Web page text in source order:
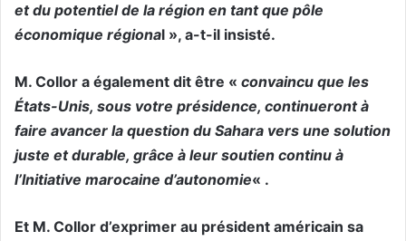
et du potentiel de la région en tant que pôle
économique régional », a-t-il insisté.
M. Collor a également dit être « convaincu que les
États-Unis, sous votre présidence, continueront à
faire avancer la question du Sahara vers une solution
juste et durable, grâce à leur soutien continu à
l’Initiative marocaine d’autonomie« .
Et M. Collor d’exprimer au président américain sa